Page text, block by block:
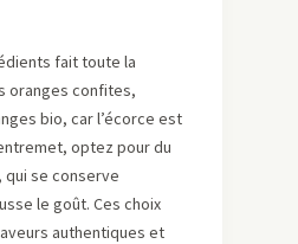
fait toute la
oranges confites,
bio, car l’écorce est
optez pour du
qui se conserve
le goût. Ces choix
authentiques et